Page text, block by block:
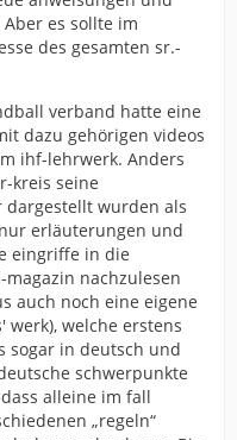
es sollte im
des gesamten sr.-
verband hatte eine
dazu gehörigen videos
ihf-lehrwerk. Anders
kreis seine
dargestellt wurden als
erläuterungen und
eingriffe in die
nachzulesen
auch noch eine eigene
werk), welche erstens
sogar in deutsch und
schwerpunkte
alleine im fall
„regeln“